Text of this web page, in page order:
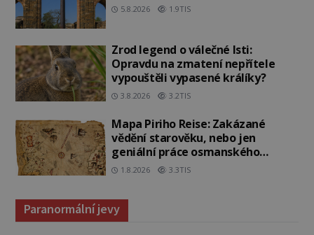
5.8.2026 1.9TIS
Zrod legend o válečné lsti:
Opravdu na zmatení nepřítele
vypouštěli vypasené králíky?
3.8.2026 3.2TIS
Mapa Piriho Reise: Zakázané
vědění starověku, nebo jen
geniální práce osmanského
admirála?
1.8.2026 3.3TIS
Paranormální jevy